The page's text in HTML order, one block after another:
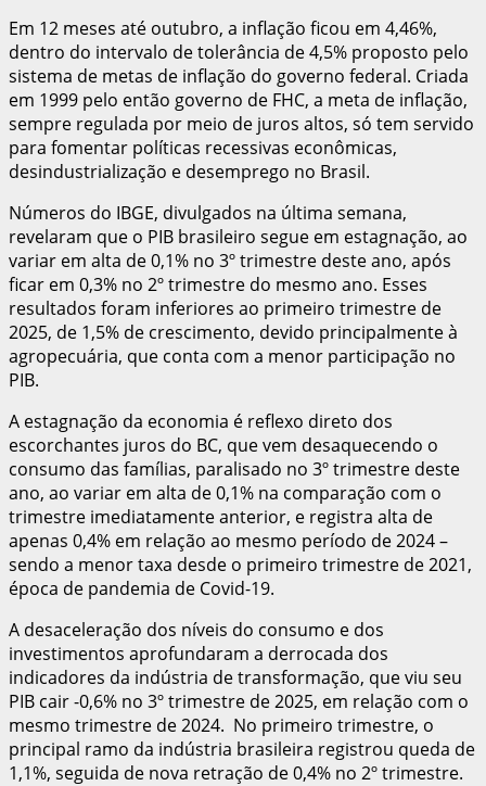
Em 12 meses até outubro, a inflação ficou em 4,46%,
dentro do intervalo de tolerância de 4,5% proposto pelo
sistema de metas de inflação do governo federal. Criada
em 1999 pelo então governo de FHC, a meta de inflação,
sempre regulada por meio de juros altos, só tem servido
para fomentar políticas recessivas econômicas,
desindustrialização e desemprego no Brasil.
Números do IBGE, divulgados na última semana,
revelaram que o PIB brasileiro segue em estagnação, ao
variar em alta de 0,1% no 3º trimestre deste ano, após
ficar em 0,3% no 2º trimestre do mesmo ano. Esses
resultados foram inferiores ao primeiro trimestre de
2025, de 1,5% de crescimento, devido principalmente à
agropecuária, que conta com a menor participação no
PIB.
A estagnação da economia é reflexo direto dos
escorchantes juros do BC, que vem desaquecendo o
consumo das famílias, paralisado no 3º trimestre deste
ano, ao variar em alta de 0,1% na comparação com o
trimestre imediatamente anterior, e registra alta de
apenas 0,4% em relação ao mesmo período de 2024 –
sendo a menor taxa desde o primeiro trimestre de 2021,
época de pandemia de Covid-19.
A desaceleração dos níveis do consumo e dos
investimentos aprofundaram a derrocada dos
indicadores da indústria de transformação, que viu seu
PIB cair -0,6% no 3º trimestre de 2025, em relação com o
mesmo trimestre de 2024. No primeiro trimestre, o
principal ramo da indústria brasileira registrou queda de
1,1%, seguida de nova retração de 0,4% no 2º trimestre.